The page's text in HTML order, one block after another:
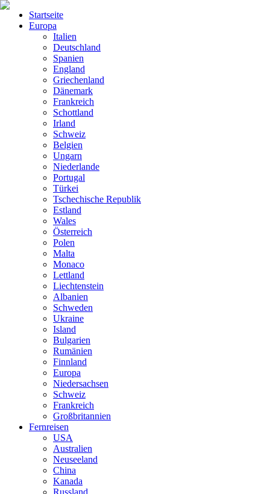
Startseite
Europa
Italien
Deutschland
Spanien
England
Griechenland
Dänemark
Frankreich
Schottland
Irland
Schweiz
Belgien
Ungarn
Niederlande
Portugal
Türkei
Tschechische Republik
Estland
Wales
Österreich
Polen
Malta
Monaco
Lettland
Liechtenstein
Albanien
Schweden
Ukraine
Island
Bulgarien
Rumänien
Finnland
Europa
Niedersachsen
Schweiz
Frankreich
Großbritannien
Fernreisen
USA
Australien
Neuseeland
China
Kanada
Russland